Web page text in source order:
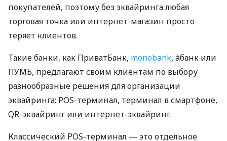
покупателей, поэтому без эквайринга любая
торговая точка или интернет-магазин просто
теряет клиентов.
Такие банки, как ПриватБанк, monobank, àбанк или
ПУМБ, предлагают своим клиентам по выбору
разнообразные решения для организации
эквайринга: POS-терминал, терминал в смартфоне,
QR-эквайринг или интернет-эквайринг.
Классический POS-терминал — это отдельное